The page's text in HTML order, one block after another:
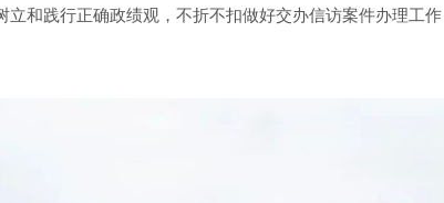
和践行正确政绩观，不折不扣做好交办信访案件办理工